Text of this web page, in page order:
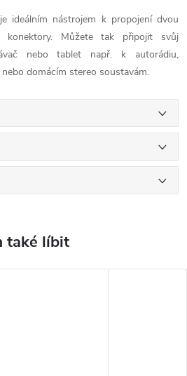
ideálním nástrojem k propojení dvou
Můžete tak připojit svůj
nebo tablet např. k autorádiu,
domácím stereo soustavám.